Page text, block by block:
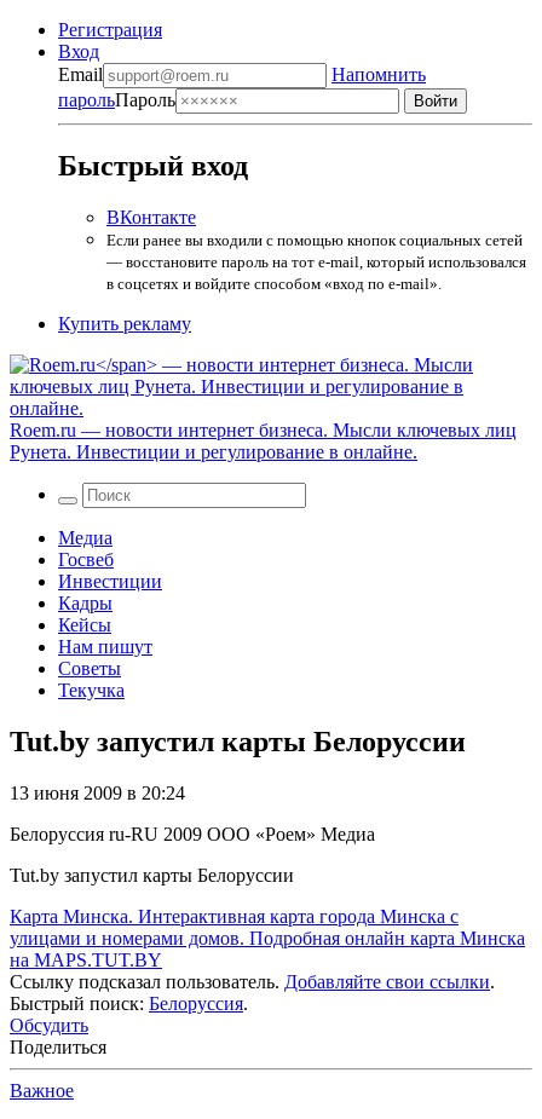
Регистрация
Вход
Email
Напомнить
парольПароль
Быстрый вход
ВКонтакте
Если ранее вы входили с помощью кнопок социальных сетей
— восстановите пароль на тот e-mail, который использовался
в соцсетях и войдите способом «вход по e-mail».
Купить рекламу
Roem.ru — новости интернет бизнеса. Мысли ключевых лиц
Рунета. Инвестиции и регулирование в онлайне.
Медиа
Госвеб
Инвестиции
Кадры
Кейсы
Нам пишут
Советы
Текучка
Tut.by запустил карты Белоруссии
13 июня 2009 в 20:24
Белоруссия ru-RU 2009 ООО «Роем» Медиа
Tut.by запустил карты Белоруссии
Карта Минска. Интерактивная карта города Минска с
улицами и номерами домов. Подробная онлайн карта Минска
на MAPS.TUT.BY
Ссылку подсказал пользователь. Добавляйте свои ссылки.
Быстрый поиск: Белоруссия.
Обсудить
Поделиться
Важное